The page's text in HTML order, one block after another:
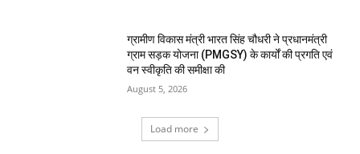
ग्रामीण विकास मंत्री भारत सिंह चौधरी ने प्रधानमंत्री
ग्राम सड़क योजना (PMGSY) के कार्यों की प्रगति एवं
वन स्वीकृति की समीक्षा की
August 5, 2026
Load more